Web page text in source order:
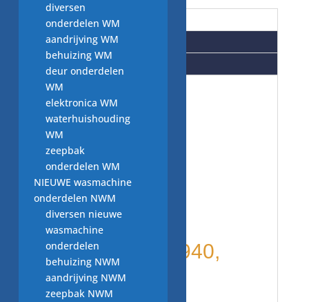
Beschrijving
Aanvullende informatie
Beoordelingen (0)
wasmachine
onderdelen:
tweedehands
condensator
, Sach-Nr.297940,
13555 sp11,
diversen
onderdelen WM
aandrijving WM
behuizing WM
deur onderdelen
WM
elektronica WM
waterhuishouding
WM
zeepbak
onderdelen WM
NIEUWE wasmachine
onderdelen NWM
diversen nieuwe
wasmachine
onderdelen
behuizing NWM
aandrijving NWM
zeepbak NWM